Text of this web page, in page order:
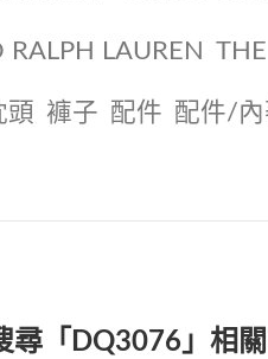
RALPH LAUREN
頭 褲子 配件 配件/內
尋「DQ3076」相